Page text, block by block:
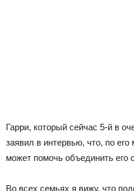
Гарри, который сейчас 5-й в
заявил в интервью, что, по
может помочь объединить его
Во всех семьях я вижу, что